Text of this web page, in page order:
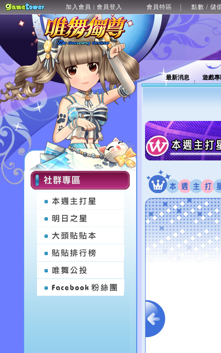
加入會員 | 會員登入 會員特區 點數 / 儲
最新消息 遊戲